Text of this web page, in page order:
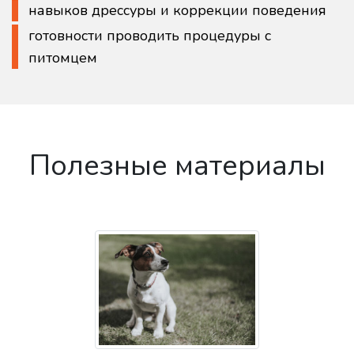
навыков дрессуры и коррекции поведения
готовности проводить процедуры с
питомцем
Полезные материалы